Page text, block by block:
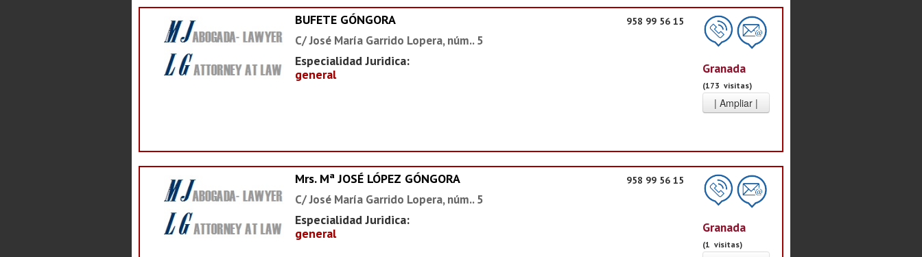
BUFETE GÓNGORA
C/ José María Garrido Lopera, núm.. 5
Especialidad Juridica:
general
958 99 56 15
Granada
(173 visitas)
Mrs. Mª JOSÉ LÓPEZ GÓNGORA
C/ José María Garrido Lopera, núm.. 5
Especialidad Juridica:
general
958 99 56 15
Granada
(1 visitas)